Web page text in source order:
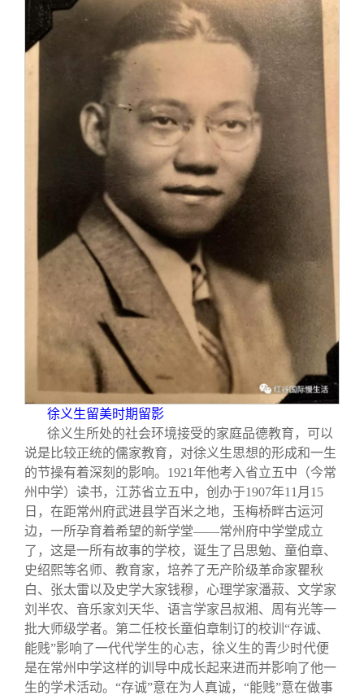
徐义生留美时期留影
徐义生所处的社会环境接受的家庭品德教育，可以
说是比较正统的儒家教育，对徐义生思想的形成和一生
的节操有着深刻的影响。1921年他考入省立五中（今常
州中学）读书，江苏省立五中，创办于1907年11月15
日，在距常州府武进县学百米之地，玉梅桥畔古运河
边，一所孕育着希望的新学堂——常州府中学堂成立
了，这是一所有故事的学校，诞生了吕思勉、童伯章、
史绍熙等名师、教育家，培养了无产阶级革命家瞿秋
白、张太雷以及史学大家钱穆，心理学家潘菽、文学家
刘半农、音乐家刘天华、语言学家吕叔湘、周有光等一
批大师级学者。第二任校长童伯章制订的校训“存诚、
能贱”影响了一代代学生的心志，徐义生的青少时代便
是在常州中学这样的训导中成长起来进而并影响了他一
生的学术活动。“存诚”意在为人真诚，“能贱”意在做事